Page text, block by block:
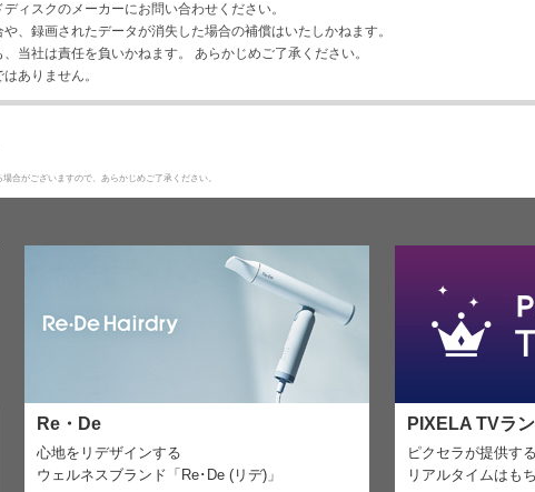
ィスクのメーカーにお問い合わせください。
、録画されたデータが消失した場合の補償はいたしかねます。
当社は責任を負いかねます。 あらかじめご了承ください。
ありません。
合がございますので、あらかじめご了承ください。
Re・De
心地をリデザインする
ウェルネスブランド「Re･De (リデ)」
PIXELA TVラ
ピクセラが提供す
リアルタイムはも